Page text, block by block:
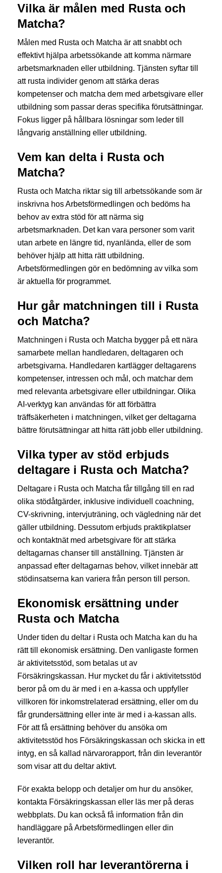
Vilka är målen med Rusta och
Matcha?
Målen med Rusta och Matcha är att snabbt och
effektivt hjälpa arbetssökande att komma närmare
arbetsmarknaden eller utbildning. Tjänsten syftar till
att rusta individer genom att stärka deras
kompetenser och matcha dem med arbetsgivare eller
utbildning som passar deras specifika förutsättningar.
Fokus ligger på hållbara lösningar som leder till
långvarig anställning eller utbildning.
Vem kan delta i Rusta och
Matcha?
Rusta och Matcha riktar sig till arbetssökande som är
inskrivna hos Arbetsförmedlingen och bedöms ha
behov av extra stöd för att närma sig
arbetsmarknaden. Det kan vara personer som varit
utan arbete en längre tid, nyanlända, eller de som
behöver hjälp att hitta rätt utbildning.
Arbetsförmedlingen gör en bedömning av vilka som
är aktuella för programmet.
Hur går matchningen till i Rusta
och Matcha?
Matchningen i Rusta och Matcha bygger på ett nära
samarbete mellan handledaren, deltagaren och
arbetsgivarna. Handledaren kartlägger deltagarens
kompetenser, intressen och mål, och matchar dem
med relevanta arbetsgivare eller utbildningar. Olika
AI-verktyg kan användas för att förbättra
träffsäkerheten i matchningen, vilket ger deltagarna
bättre förutsättningar att hitta rätt jobb eller utbildning.
Vilka typer av stöd erbjuds
deltagare i Rusta och Matcha?
Deltagare i Rusta och Matcha får tillgång till en rad
olika stödåtgärder, inklusive individuell coachning,
CV-skrivning, intervjuträning, och vägledning när det
gäller utbildning. Dessutom erbjuds praktikplatser
och kontaktnät med arbetsgivare för att stärka
deltagarnas chanser till anställning. Tjänsten är
anpassad efter deltagarnas behov, vilket innebär att
stödinsatserna kan variera från person till person.
Ekonomisk ersättning under
Rusta och Matcha
Under tiden du deltar i Rusta och Matcha kan du ha
rätt till ekonomisk ersättning. Den vanligaste formen
är aktivitetsstöd, som betalas ut av
Försäkringskassan. Hur mycket du får i aktivitetsstöd
beror på om du är med i en a-kassa och uppfyller
villkoren för inkomstrelaterad ersättning, eller om du
får grundersättning eller inte är med i a-kassan alls.
För att få ersättning behöver du ansöka om
aktivitetsstöd hos Försäkringskassan och skicka in ett
intyg, en så kallad närvarorapport, från din leverantör
som visar att du deltar aktivt.
För exakta belopp och detaljer om hur du ansöker,
kontakta Försäkringskassan eller läs mer på deras
webbplats. Du kan också få information från din
handläggare på Arbetsförmedlingen eller din
leverantör.
Vilken roll har leverantörerna i